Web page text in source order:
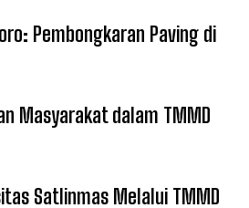
Pembongkaran Paving di
Masyarakat dalam TMMD
Satlinmas Melalui TMMD